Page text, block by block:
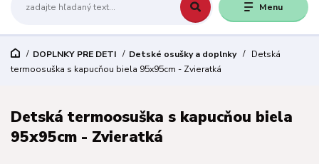
Menu
DOPLNKY PRE DETI Detské osušky a doplnky
Detská
termoosuška s kapucňou biela 95x95cm - Zvieratká
Detská termoosuška s kapucňou biela
95x95cm - Zvieratká